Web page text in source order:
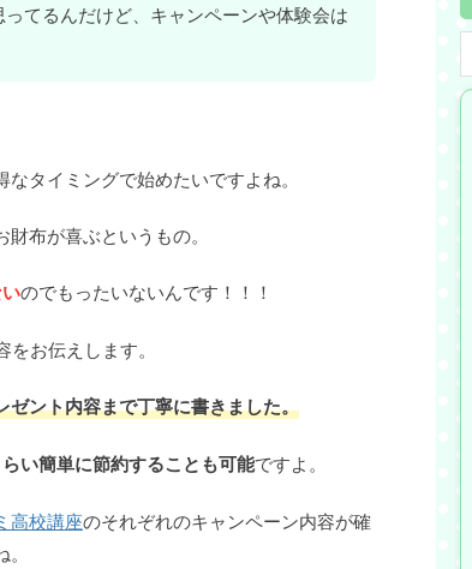
てるんだけど、キャンペーンや体験会は
タイミングで始めたいですよね。
布が喜ぶというもの。
のでもったいないんです！！！
お伝えします。
ント内容まで丁寧に書きました。
い簡単に節約することも可能ですよ。
高校講座のそれぞれのキャンペーン内容が確